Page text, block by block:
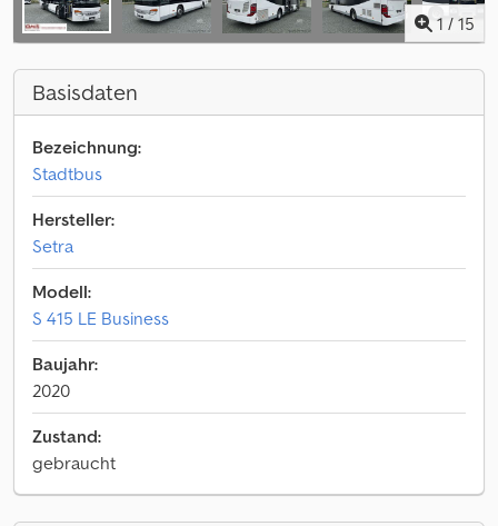
1 / 15
Basisdaten
Bezeichnung:
Stadtbus
Hersteller:
Setra
Modell:
S 415 LE Business
Baujahr:
2020
Zustand:
gebraucht